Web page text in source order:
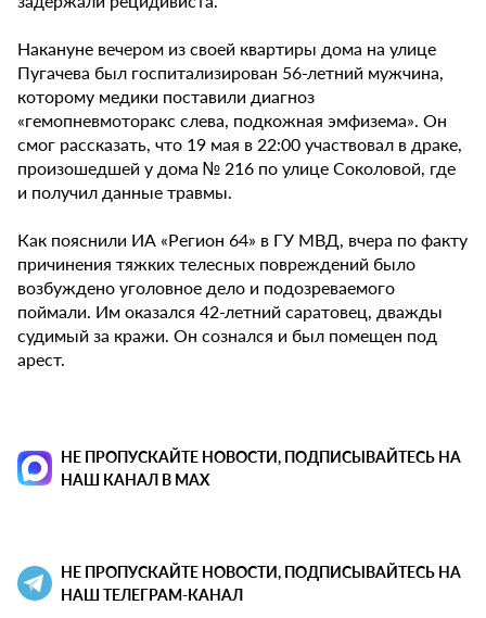
Накануне вечером из своей квартиры дома на улице
Пугачева был госпитализирован 56-летний мужчина,
которому медики поставили диагноз
«гемопневмоторакс слева, подкожная эмфизема». Он
смог рассказать, что 19 мая в 22:00 участвовал в драке,
произошедшей у дома № 216 по улице Соколовой, где
и получил данные травмы.
Как пояснили ИА «Регион 64» в ГУ МВД, вчера по факту
причинения тяжких телесных повреждений было
возбуждено уголовное дело и подозреваемого
поймали. Им оказался 42-летний саратовец, дважды
судимый за кражи. Он сознался и был помещен под
арест.
НЕ ПРОПУСКАЙТЕ НОВОСТИ, ПОДПИСЫВАЙТЕСЬ НА
НАШ КАНАЛ В MAX
НЕ ПРОПУСКАЙТЕ НОВОСТИ, ПОДПИСЫВАЙТЕСЬ НА
НАШ ТЕЛЕГРАМ-КАНАЛ